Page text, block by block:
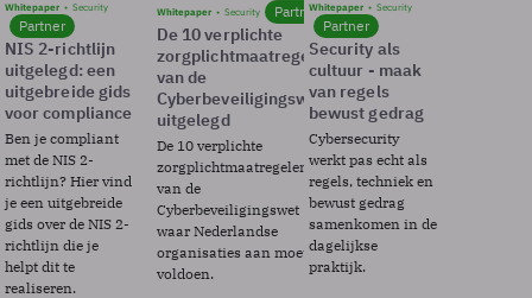
Whitepaper Security
Partner
NIS 2-richtlijn
uitgelegd: een
uitgebreide gids
voor compliance
Ben je compliant
met de NIS 2-
richtlijn? Hier vind
je een uitgebreide
gids over de NIS 2-
richtlijn die je
helpt dit te
realiseren.
Whitepaper Security Partner
De 10 verplichte
zorgplichtmaatregelen
van de
Cyberbeveiligingswet
uitgelegd
De 10 verplichte
zorgplichtmaatregelen
van de
Cyberbeveiligingswet
waar Nederlandse
organisaties aan moeten
voldoen.
Whitepaper Security
Partner
Security als
cultuur - maak
van regels
bewust gedrag
Cybersecurity
werkt pas echt als
regels, techniek en
bewust gedrag
samenkomen in de
dagelijkse
praktijk.